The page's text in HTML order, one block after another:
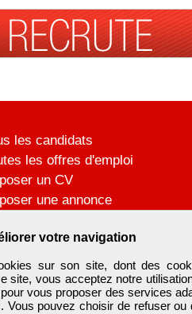
votre navigation
sur son site, dont des
site, vous acceptez notre
vous proposer des services
Vous pouvez choisir de refuser
les candidats
les offres d'emploi
un CV
une annonce